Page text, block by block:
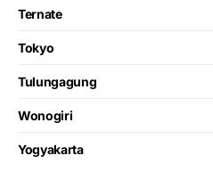
Ternate
Tokyo
Tulungagung
Wonogiri
Yogyakarta